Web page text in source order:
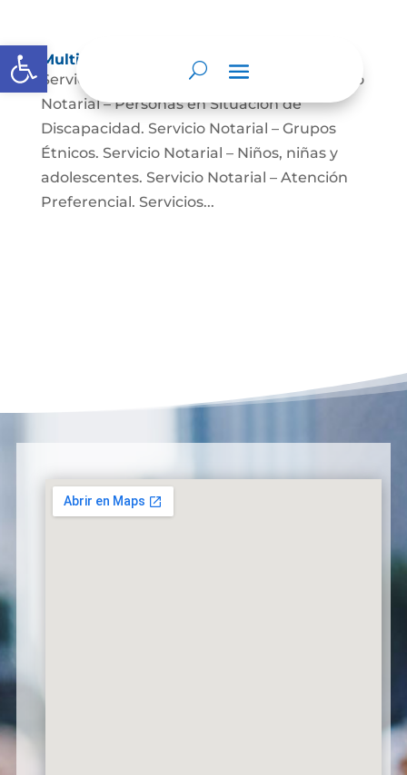
Abrir barra de herramientas
Multimedia
Servicio Notarial – Fuerzas Militares. Servicio
Notarial – Personas en Situación de
Discapacidad. Servicio Notarial – Grupos
Étnicos. Servicio Notarial – Niños, niñas y
adolescentes. Servicio Notarial – Atención
Preferencial. Servicios...